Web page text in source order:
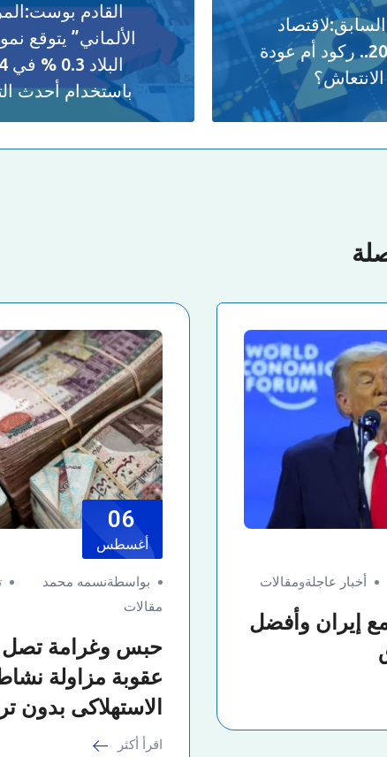
لاقتصاد
العالمي 2024.. ركود أم عودة
القادم بوست:
الألماني” يتوقع
باستخدام أحدث
أخبار عاجلةومقالات
إيران وأفضل
06
أغسطس
بواسطةنسمه محمد
مقالات
حبس وغرامة تصل
عقوبة مزاولة
الاستهلاكى بدون
اقرأ أكثر